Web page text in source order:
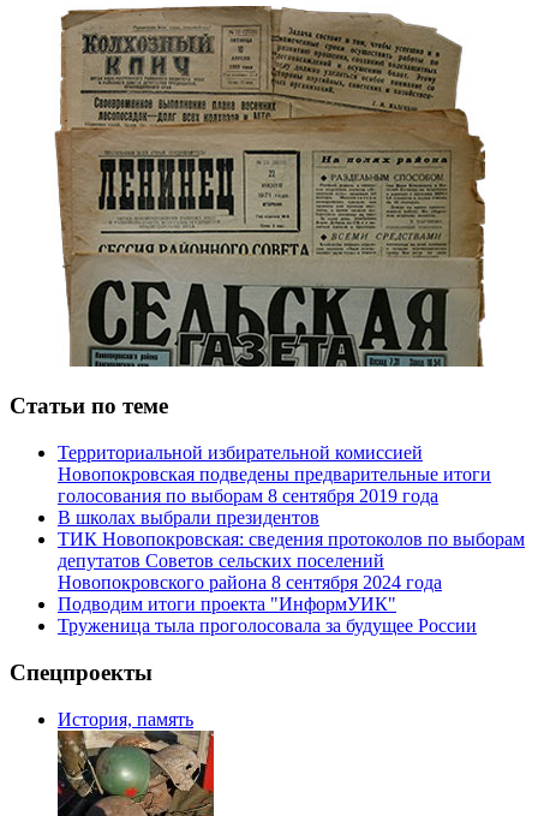
Статьи по теме
Территориальной избирательной комиссией
Новопокровская подведены предварительные итоги
голосования по выборам 8 сентября 2019 года
В школах выбрали президентов
ТИК Новопокровская: сведения протоколов по выборам
депутатов Советов сельских поселений
Новопокровского района 8 сентября 2024 года
Подводим итоги проекта "ИнформУИК"
Труженица тыла проголосовала за будущее России
Спецпроекты
История, память